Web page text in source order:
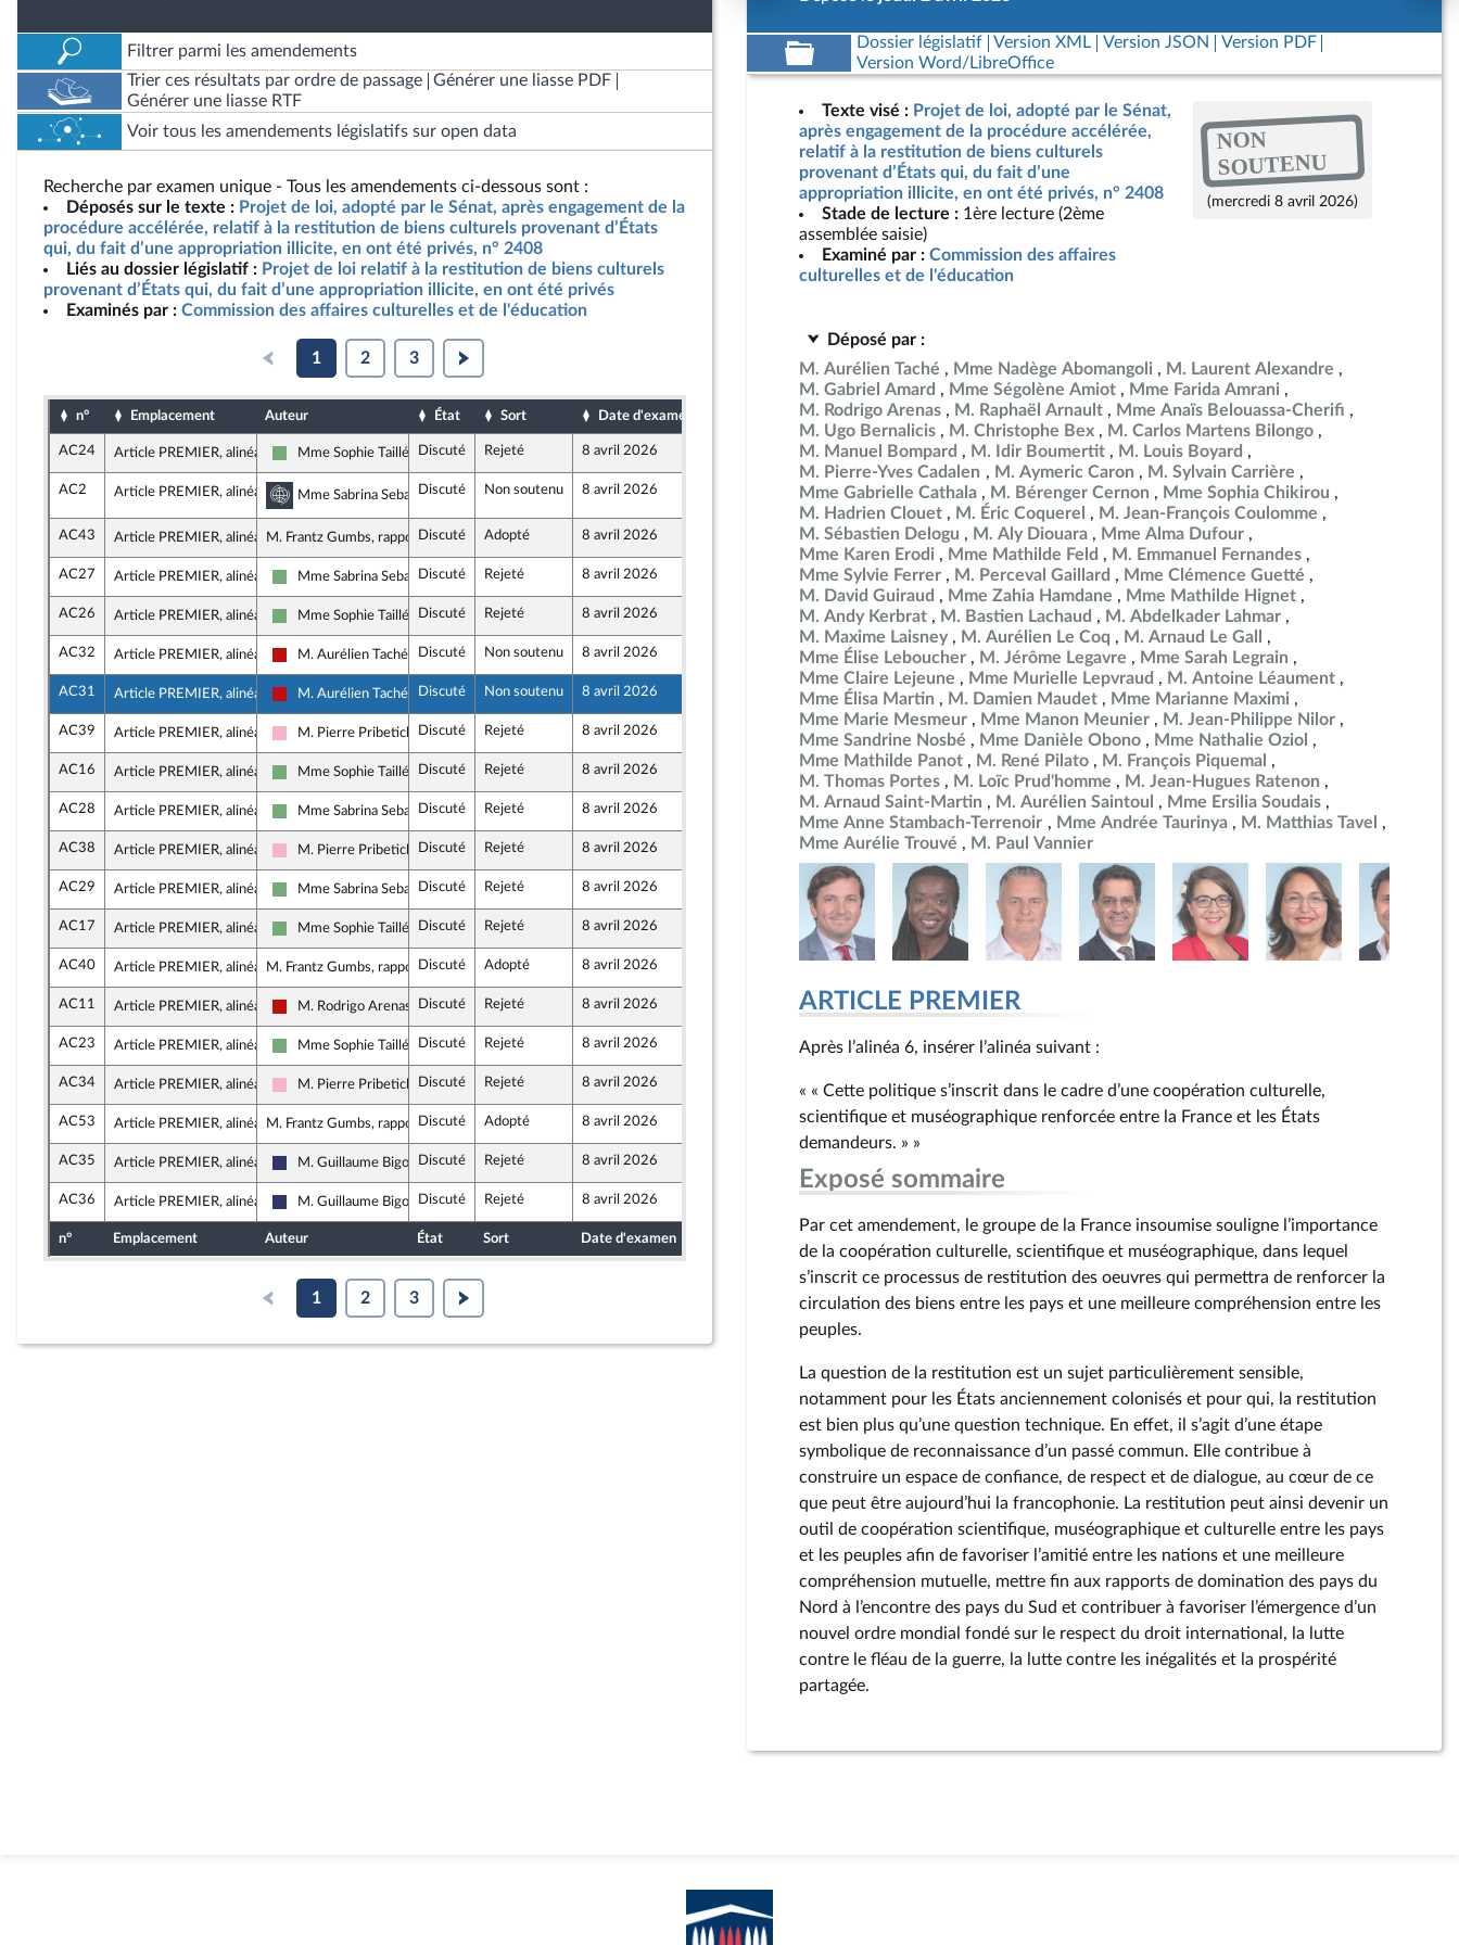
Filtrer parmi les amendements
Trier ces résultats par ordre de passage
Générer une liasse PDF
Générer une liasse RTF
Voir tous les amendements législatifs sur open data
Recherche par examen unique - Tous les amendements ci-dessous sont :
Déposés sur le texte : Projet de loi, adopté par le Sénat, après engagement de la
procédure accélérée, relatif à la restitution de biens culturels provenant d’États
qui, du fait d’une appropriation illicite, en ont été privés, n° 2408
Liés au dossier législatif : Projet de loi relatif à la restitution de biens culturels
provenant d’États qui, du fait d’une appropriation illicite, en ont été privés
Examinés par : Commission des affaires culturelles et de l'éducation
1 2 3
n° Emplacement Auteur État Sort Date d'examen Date de dépôt
AC24 Article PREMIER, alinéa 6
Écologiste et Social
Mme Sophie Taillé-Polian
Discuté Rejeté 8 avril 2026
AC2 Article PREMIER, alinéa 6 Commission des affaires étrangères
Mme Sabrina Sebaihi, rapporteure de la commission des affaires étrangères
Discuté Non soutenu 8 avril 2026
AC43 Article PREMIER, alinéa 6M. Frantz Gumbs, rapporteurDiscuté Adopté 8 avril 2026
AC27 Article PREMIER, alinéa 6
Écologiste et Social
Mme Sabrina SebaihiDiscuté Rejeté 8 avril 2026
AC26 Article PREMIER, alinéa 6
Écologiste et Social
Mme Sophie Taillé-Polian
Discuté Rejeté 8 avril 2026
AC32 Article PREMIER, alinéa 6
La France insoumise - Nouveau Front Populaire
M. Aurélien Taché Discuté Non soutenu 8 avril 2026
AC31 Article PREMIER, alinéa 6
La France insoumise - Nouveau Front Populaire
M. Aurélien Taché Discuté Non soutenu 8 avril 2026
AC39 Article PREMIER, alinéa 9
Socialistes et apparentés
M. Pierre Pribetich Discuté Rejeté 8 avril 2026
AC16 Article PREMIER, alinéa 9
Écologiste et Social
Mme Sophie Taillé-Polian
Discuté Rejeté 8 avril 2026
AC28 Article PREMIER, alinéa 9
Écologiste et Social
Mme Sabrina SebaihiDiscuté Rejeté 8 avril 2026
AC38 Article PREMIER, alinéa 9
Socialistes et apparentés
M. Pierre Pribetich Discuté Rejeté 8 avril 2026
AC29 Article PREMIER, alinéa 9
Écologiste et Social
Mme Sabrina SebaihiDiscuté Rejeté 8 avril 2026
AC17 Article PREMIER, alinéa 9
Écologiste et Social
Mme Sophie Taillé-Polian
Discuté Rejeté 8 avril 2026
AC40 Article PREMIER, alinéa 9M. Frantz Gumbs, rapporteurDiscuté Adopté 8 avril 2026
AC11 Article PREMIER, alinéa 12
La France insoumise - Nouveau Front Populaire
M. Rodrigo Arenas Discuté Rejeté 8 avril 2026
AC23 Article PREMIER, alinéa 12
Écologiste et Social
Mme Sophie Taillé-Polian
Discuté Rejeté 8 avril 2026
AC34 Article PREMIER, alinéa 12
Socialistes et apparentés
M. Pierre Pribetich Discuté Rejeté 8 avril 2026
AC53 Article PREMIER, alinéa 13M. Frantz Gumbs, rapporteurDiscuté Adopté 8 avril 2026
AC35 Article PREMIER, alinéa 13
Rassemblement National
M. Guillaume Bigot Discuté Rejeté 8 avril 2026
AC36 Article PREMIER, alinéa 13
Rassemblement National
M. Guillaume Bigot Discuté Rejeté 8 avril 2026
n° Emplacement Auteur État Sort Date d'examen
1 2 3
Dossier législatif Version XML Version JSON
Version PDF
Version Word/LibreOffice
Texte visé : Projet de loi, adopté par le Sénat,
après engagement de la procédure accélérée,
relatif à la restitution de biens culturels
provenant d’États qui, du fait d’une
appropriation illicite, en ont été privés, n° 2408
Stade de lecture : 1ère lecture (2ème
assemblée saisie)
Examiné par : Commission des affaires
culturelles et de l'éducation
NON
SOUTENU
(mercredi 8 avril 2026)
Déposé par :
M. Aurélien Taché
Mme Nadège Abomangoli
M. Laurent Alexandre
M. Gabriel Amard
Mme Ségolène Amiot
Mme Farida Amrani
M. Rodrigo Arenas
M. Raphaël Arnault
Mme Anaïs Belouassa-Cherifi
M. Ugo Bernalicis
M. Christophe Bex
M. Carlos Martens Bilongo
M. Manuel Bompard
M. Idir Boumertit
M. Louis Boyard
M. Pierre-Yves Cadalen
M. Aymeric Caron
M. Sylvain Carrière
Mme Gabrielle Cathala
M. Bérenger Cernon
Mme Sophia Chikirou
M. Hadrien Clouet
M. Éric Coquerel
M. Jean-François Coulomme
M. Sébastien Delogu
M. Aly Diouara
Mme Alma Dufour
Mme Karen Erodi
Mme Mathilde Feld
M. Emmanuel Fernandes
Mme Sylvie Ferrer
M. Perceval Gaillard
Mme Clémence Guetté
M. David Guiraud
Mme Zahia Hamdane
Mme Mathilde Hignet
M. Andy Kerbrat
M. Bastien Lachaud
M. Abdelkader Lahmar
M. Maxime Laisney
M. Aurélien Le Coq
M. Arnaud Le Gall
Mme Élise Leboucher
M. Jérôme Legavre
Mme Sarah Legrain
Mme Claire Lejeune
Mme Murielle Lepvraud
M. Antoine Léaument
Mme Élisa Martin
M. Damien Maudet
Mme Marianne Maximi
Mme Marie Mesmeur
Mme Manon Meunier
M. Jean-Philippe Nilor
Mme Sandrine Nosbé
Mme Danièle Obono
Mme Nathalie Oziol
Mme Mathilde Panot
M. René Pilato
M. François Piquemal
M. Thomas Portes
M. Loïc Prud'homme
M. Jean-Hugues Ratenon
M. Arnaud Saint-Martin
M. Aurélien Saintoul
Mme Ersilia Soudais
Mme Anne Stambach-Terrenoir
Mme Andrée Taurinya
M. Matthias Tavel
Mme Aurélie Trouvé
M. Paul Vannier
ARTICLE PREMIER
Après l’alinéa 6, insérer l’alinéa suivant :
« « Cette politique s’inscrit dans le cadre d’une coopération culturelle,
scientifique et muséographique renforcée entre la France et les États
demandeurs. » »
Exposé sommaire
Par cet amendement, le groupe de la France insoumise souligne l’importance
de la coopération culturelle, scientifique et muséographique, dans lequel
s’inscrit ce processus de restitution des oeuvres qui permettra de renforcer la
circulation des biens entre les pays et une meilleure compréhension entre les
peuples.
La question de la restitution est un sujet particulièrement sensible,
notamment pour les États anciennement colonisés et pour qui, la restitution
est bien plus qu’une question technique. En effet, il s’agit d’une étape
symbolique de reconnaissance d’un passé commun. Elle contribue à
construire un espace de confiance, de respect et de dialogue, au cœur de ce
que peut être aujourd’hui la francophonie. La restitution peut ainsi devenir un
outil de coopération scientifique, muséographique et culturelle entre les pays
et les peuples afin de favoriser l’amitié entre les nations et une meilleure
compréhension mutuelle, mettre fin aux rapports de domination des pays du
Nord à l’encontre des pays du Sud et contribuer à favoriser l’émergence d’un
nouvel ordre mondial fondé sur le respect du droit international, la lutte
contre le fléau de la guerre, la lutte contre les inégalités et la prospérité
partagée.